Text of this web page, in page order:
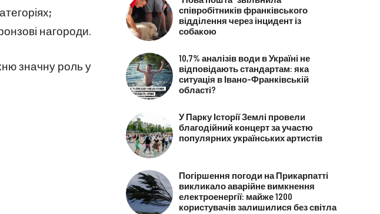
нагороди.
значну роль у
співробітників франківського
відділення через інцидент із
собакою
10,7% аналізів води в Україні не
відповідають стандартам: яка
ситуація в Івано-Франківській
області?
У Парку Історії Землі провели
благодійний концерт за участю
популярних українських артистів
Погіршення погоди на Прикарпатті
викликало аварійне вимкнення
електроенергії: майже 1200
користувачів залишилися без світла